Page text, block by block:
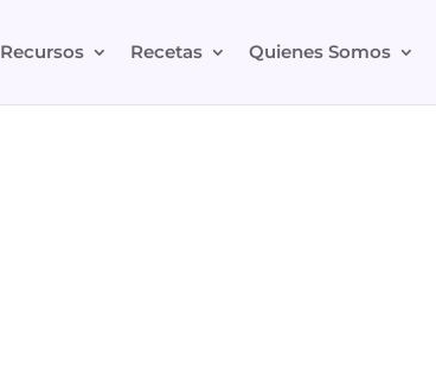
Recursos Recetas Quienes Somos